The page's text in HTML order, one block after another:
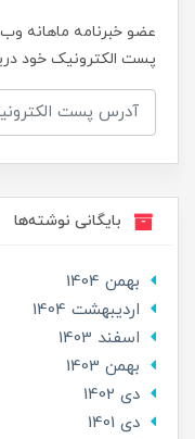
عضو خبرنامه ماهانه
پست الکترونیک خود
بایگانی نوشته‌ها
بهمن 1404
ارديبهشت 1404
اسفند 1403
بهمن 1403
دی 1402
دی 1401